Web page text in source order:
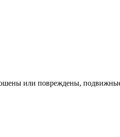
или повреждены, подвижные